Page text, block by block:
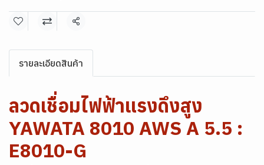
แชร์
รายละเอียดสินค้า
ลวดเชื่อมไฟฟ้าแรงดึงสูง
YAWATA 8010 AWS A 5.5 :
E8010-G